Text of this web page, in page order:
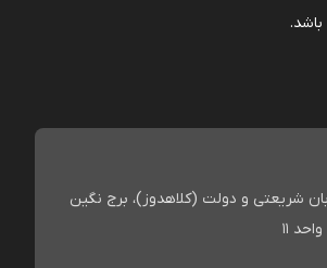
شریعتی و دولت (کلاهدوز)، برج نگین
11